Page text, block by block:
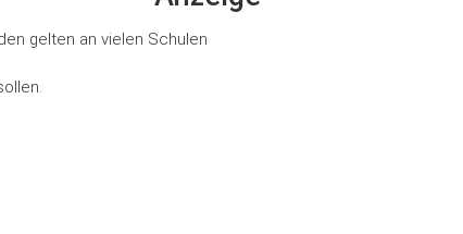
gelten an vielen Schulen